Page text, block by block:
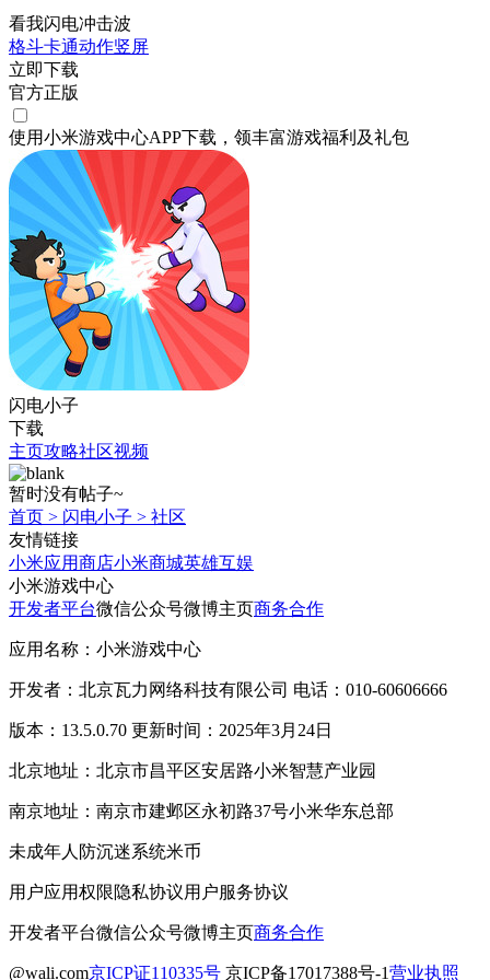
看我闪电冲击波
格斗卡通动作竖屏
立即下载
官方正版
使用小米游戏中心APP下载 ，领丰富游戏福利 及礼包
闪电小子
下载
主页攻略社区视频
暂时没有帖子~
首页 > 闪电小子 > 社区
友情链接
小米应用商店小米商城英雄互娱
小米游戏中心
开发者平台微信公众号微博主页商务合作
应用名称：小米游戏中心
开发者：北京瓦力网络科技有限公司 电话：010-60606666
版本：13.5.0.70 更新时间：2025年3月24日
北京地址：北京市昌平区安居路小米智慧产业园
南京地址：南京市建邺区永初路37号小米华东总部
未成年人防沉迷系统米币
用户应用权限隐私协议用户服务协议
开发者平台微信公众号微博主页商务合作
@wali.com京ICP证110335号 京ICP备17017388号-1营业执照